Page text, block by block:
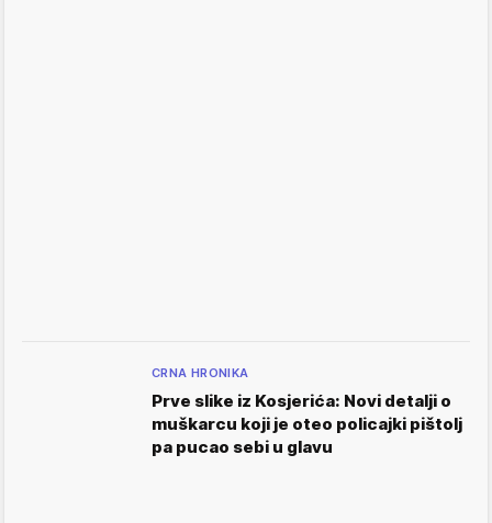
CRNA HRONIKA
Prve slike iz Kosjerića: Novi detalji o
muškarcu koji je oteo policajki pištolj
pa pucao sebi u glavu